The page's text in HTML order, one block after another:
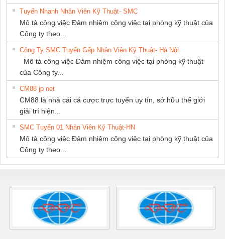
Tuyển Nhanh Nhân Viên Kỹ Thuật- SMC
Mô tả công việc Đảm nhiệm công việc tại phòng kỹ thuật của
Công ty theo...
Công Ty SMC Tuyển Gấp Nhân Viên Kỹ Thuật- Hà Nội
Mô tả công việc Đảm nhiệm công việc tại phòng kỹ thuật
của Công ty...
CM88 jp net
CM88 là nhà cái cá cược trực tuyến uy tín, sở hữu thế giới
giải trí hiện...
SMC Tuyển 01 Nhân Viên Kỹ Thuật-HN
Mô tả công việc Đảm nhiệm công việc tại phòng kỹ thuật của
Công ty theo...